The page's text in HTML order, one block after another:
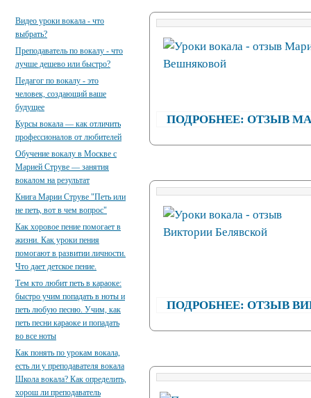
ПОДРОБНЕЕ: ОТЗЫВ
ПОДРОБНЕЕ: ОТЗЫВ
Видео уроки вокала - что
выбрать?
Преподаватель по вокалу - что
лучше дешево или быстро?
Педагог по вокалу - это
человек, создающий ваше
будущее
Курсы вокала — как отличить
профессионалов от любителей
Обучение вокалу в Москве с
Марией Струве — занятия
вокалом на результат
Книга Марии Струве "Петь или
не петь, вот в чем вопрос"
Как хоровое пение помогает в
жизни. Как уроки пения
помогают в развитии личности.
Что дает детское пение.
Тем кто любит петь в караоке:
быстро учим попадать в ноты и
петь любую песню. Учим, как
петь песни караоке и попадать
во все ноты
Как понять по урокам вокала,
есть ли у преподавателя вокала
Школа вокала? Как определить,
хорош ли преподаватель